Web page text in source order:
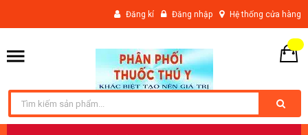
Đăng kí Đăng nhập Hệ thống cửa hàng